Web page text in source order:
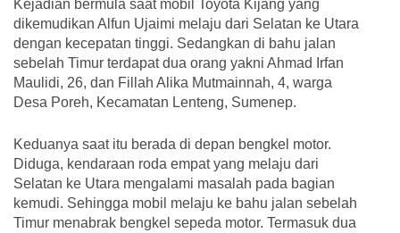
Kejadian bermula saat mobil Toyota Kijang yang
dikemudikan Alfun Ujaimi melaju dari Selatan ke Utara
dengan kecepatan tinggi. Sedangkan di bahu jalan
sebelah Timur terdapat dua orang yakni Ahmad Irfan
Maulidi, 26, dan Fillah Alika Mutmainnah, 4, warga
Desa Poreh, Kecamatan Lenteng, Sumenep.
Keduanya saat itu berada di depan bengkel motor.
Diduga, kendaraan roda empat yang melaju dari
Selatan ke Utara mengalami masalah pada bagian
kemudi. Sehingga mobil melaju ke bahu jalan sebelah
Timur menabrak bengkel sepeda motor. Termasuk dua